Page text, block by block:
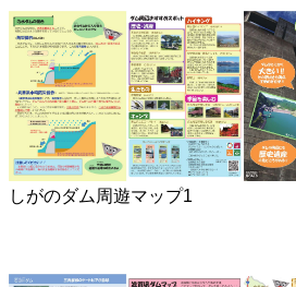
しがのダム周遊マップ1